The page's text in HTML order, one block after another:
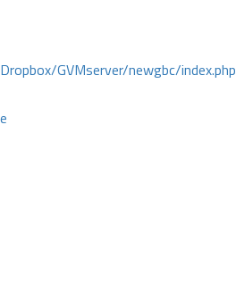
GVMserver/newgbc/index.php